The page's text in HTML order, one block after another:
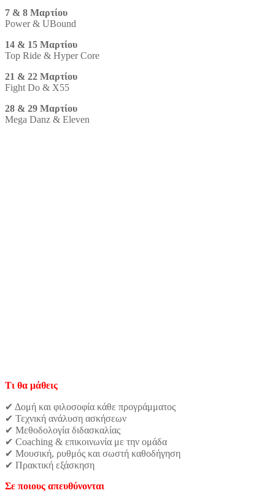
7 & 8 Μαρτίου
Power & UBound
14 & 15 Μαρτίου
Top Ride & Hyper Core
21 & 22 Μαρτίου
Fight Do & X55
28 & 29 Μαρτίου
Mega Danz & Eleven
Τι θα μάθεις
✔ Δομή και φιλοσοφία κάθε προγράμματος
✔ Τεχνική ανάλυση ασκήσεων
✔ Μεθοδολογία διδασκαλίας
✔ Coaching & επικοινωνία με την ομάδα
✔ Μουσική, ρυθμός και σωστή καθοδήγηση
✔ Πρακτική εξάσκηση
Σε ποιους απευθύνονται